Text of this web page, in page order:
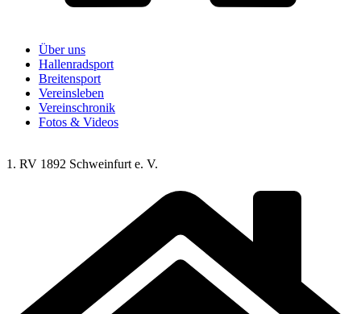
Über uns
Hallenradsport
Breitensport
Vereinsleben
Vereinschronik
Fotos & Videos
1. RV 1892 Schweinfurt e. V.